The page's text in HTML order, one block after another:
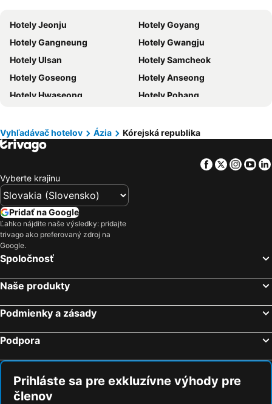
Hotely Krk
Hotely Drač
Hotely Pobrežie Chorvátska
Hotely Albánsko
Hotely Ibiza
Hotely Ostrov Rodos
Hotely Švajčiarsko
Hotely Turecko
Hotely Benátsko
Hotely Berlín
Hotely Jeonju
Hotely Goyang
Hotely Gangneung
Hotely Gwangju
Hotely Ulsan
Hotely Samcheok
Hotely Goseong
Hotely Anseong
Hotely Hwaseong
Hotely Pohang
Hotely Sokcho
Hotely Changwon
Hotely Namhae
Hotely Jincheon
Hotely Cheongju
Hotely Seosan
Vyhľadávač hotelov Ázia Kórejská republika
Facebook
Twitter
Vyberte krajinu
Pridať na Google
Ľahko nájdite naše výsledky: pridajte
trivago ako preferovaný zdroj na
Google.
Spoločnosť
Naše produkty
Podmienky a zásady
Podpora
Prihláste sa pre exkluzívne výhody pre
členov